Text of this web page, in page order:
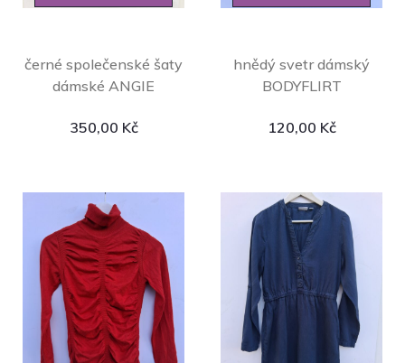
černé společenské šaty
dámské ANGIE
350,00 Kč
hnědý svetr dámský
BODYFLIRT
120,00 Kč